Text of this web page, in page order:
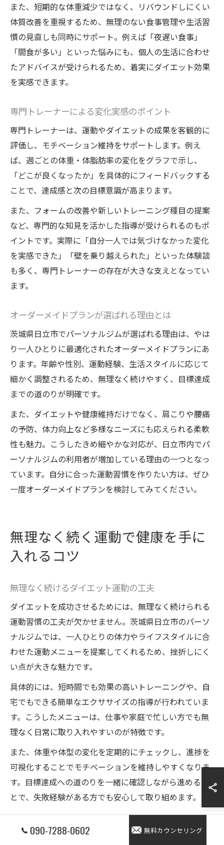
また、短期的な体重減少ではなく、リバウンドしにくい
体質改善を重視するため、無理のない食事管理や生活習
慣の見直しも同時にサポート。例えば「夜遅い食事」
「間食が多い」といった悩みにも、個人の生活に合わせ
たアドバイスが受けられるため、着実にダイエット効果
を実感できます。
専門トレーナーによる変化実感のポイント
専門トレーナーは、運動やダイエットの成果を客観的に
評価し、モチベーション維持をサポートします。例え
ば、週ごとの体重・体脂肪率の変化をグラフで示し、
「どこが良くなったか」を具体的にフィードバックする
ことで、達成感と次の目標意識が高まります。
また、フォームの改善や新しいトレーニング種目の提案
など、専門的な知見を活かした指導が受けられるのもポ
イントです。実際に「自分一人では気づけなかった変化
を実感できた」「壁を乗り越えられた」といった体験談
も多く、専門トレーナーの存在が大きな支えとなってい
ます。
オーダーメイドプランが選ばれる理由とは
茨城県日立市でパーソナルジムが選ばれる理由は、やは
り一人ひとりに最適化されたオーダーメイドプランにあ
ります。年齢や性別、運動経験、生活スタイルに応じて
細かく調整されるため、無理なく続けやすく、目標達成
までの道のりが明確です。
また、ダイエットや健康維持だけでなく、肩こりや腰痛
の予防、体力向上など多様なニーズにも応えられる柔軟
性も魅力。こうしたきめ細やかな対応が、日立市内でパ
ーソナルジムの利用者が増加している理由の一つとなっ
ています。自分に合った運動習慣を作りたい方は、ぜひ
一度オーダーメイドプランを検討してみてください。
無理なく続く運動で健康を手に
入れるコツ
無理なく続けるダイエット運動の工夫
ダイエットを成功させるためには、無理なく続けられる
運動習慣の工夫が欠かせません。茨城県日立市のパーソ
ナルジムでは、一人ひとりの体力やライフスタイルに合
わせた運動メニューを提案してくれるため、挫折しにく
い点が大きな魅力です。
具体的には、短時間でも効果の高いトレーニングや、自
宅でもできる簡単なエクササイズの指導が行われていま
す。こうしたメニューは、仕事や家庭で忙しい方でも無
理なく日常に取り入れやすいのが特徴です。
また、体重や体型の変化を定期的にチェックし、進捗を
可視化することでモチベーションを維持しやすくなりま
す。目標達成への道のりを一緒に確認しながら進めるこ
とで、失敗経験がある方でも安心して取り組めます。
日立市のジムで健康習慣を始める方法
090-7288-0602 無料カウンセリング